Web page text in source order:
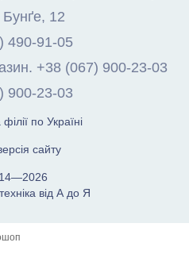
12
490-91-05
+38 (067) 900-23-03
900-23-03
по Україні
сайту
від А до Я